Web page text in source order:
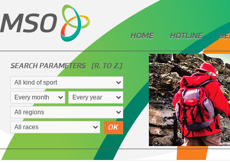
HOME HOTLINE
SEARCH PARAMETERS [R. TO Z.]
OK